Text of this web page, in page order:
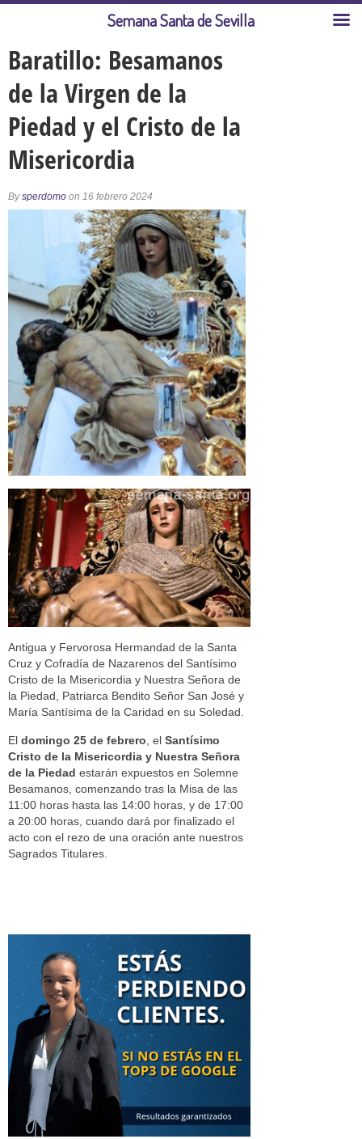
Baratillo: Besamanos
de la Virgen de la
Piedad y el Cristo de la
Misericordia
Bysperdomo on 16 febrero 2024
Antigua y Fervorosa Hermandad de la Santa
Cruz y Cofradía de Nazarenos del Santísimo
Cristo de la Misericordia y Nuestra Señora de
la Piedad, Patriarca Bendito Señor San José y
María Santísima de la Caridad en su Soledad.
El domingo 25 de febrero , el Santísimo
Cristo de la Misericordia y Nuestra Señora
de la Piedad estarán expuestos en Solemne
Besamanos, comenzando tras la Misa de las
11:00 horas hasta las 14:00 horas, y de 17:00
a 20:00 horas, cuando dará por finalizado el
acto con el rezo de una oración ante nuestros
Sagrados Titulares.
Semana Santa de Sevilla